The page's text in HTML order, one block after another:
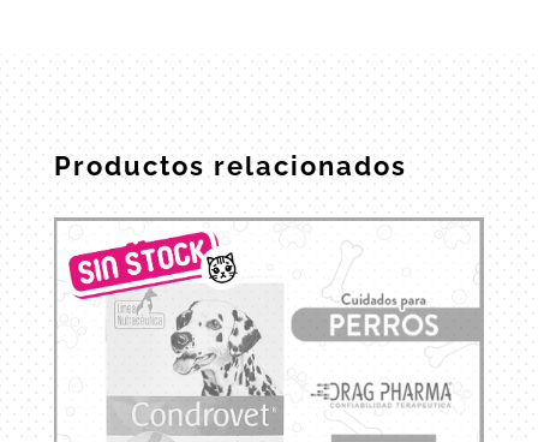
Productos relacionados